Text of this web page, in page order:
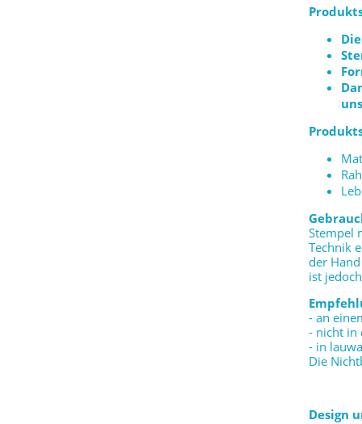
Stempel
Technik
der
ist
- an
- nicht in
- in
Die
Design